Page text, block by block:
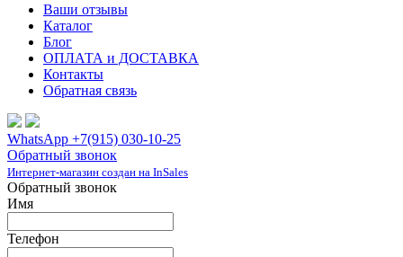
Ваши отзывы
Каталог
Блог
ОПЛАТА и ДОСТАВКА
Контакты
Обратная связь
WhatsApp +7(915) 030-10-25
Обратный звонок
Интернет-магазин создан на InSales
Обратный звонок
Имя
Телефон